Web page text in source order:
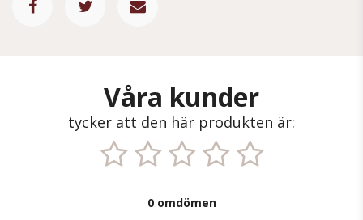
Våra kunder
tycker att den här produkten är:
0 omdömen